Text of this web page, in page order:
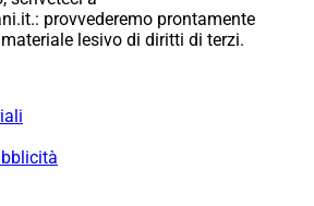
provvederemo prontamente
lesivo di diritti di terzi.